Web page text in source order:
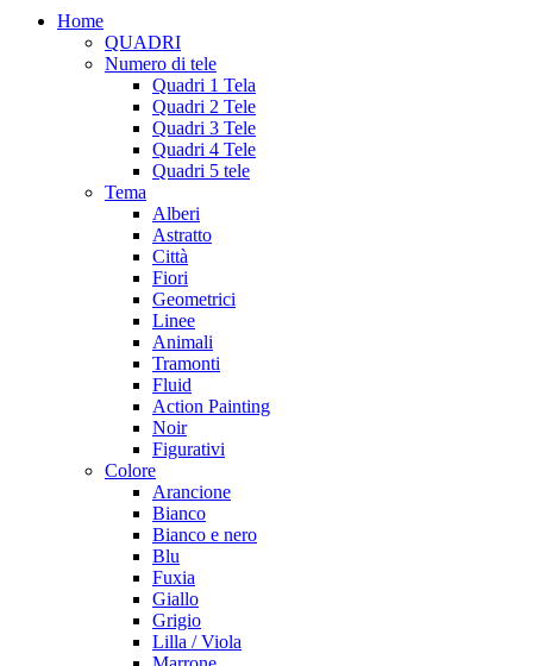
Home
QUADRI
Numero di tele
Quadri 1 Tela
Quadri 2 Tele
Quadri 3 Tele
Quadri 4 Tele
Quadri 5 tele
Tema
Alberi
Astratto
Città
Fiori
Geometrici
Linee
Animali
Tramonti
Fluid
Action Painting
Noir
Figurativi
Colore
Arancione
Bianco
Bianco e nero
Blu
Fuxia
Giallo
Grigio
Lilla / Viola